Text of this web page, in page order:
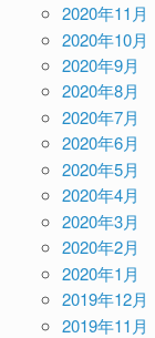
2020年11月
2020年10月
2020年9月
2020年8月
2020年7月
2020年6月
2020年5月
2020年4月
2020年3月
2020年2月
2020年1月
2019年12月
2019年11月